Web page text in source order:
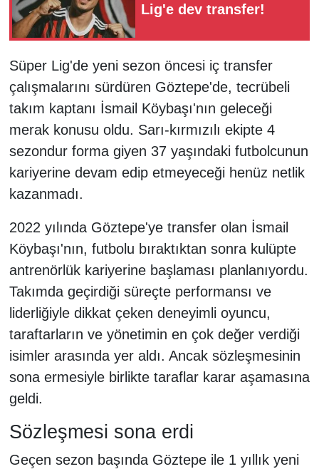
Lig'e dev transfer!
Süper Lig'de yeni sezon öncesi iç transfer
çalışmalarını sürdüren Göztepe'de, tecrübeli
takım kaptanı İsmail Köybaşı'nın geleceği
merak konusu oldu. Sarı-kırmızılı ekipte 4
sezondur forma giyen 37 yaşındaki futbolcunun
kariyerine devam edip etmeyeceği henüz netlik
kazanmadı.
2022 yılında Göztepe'ye transfer olan İsmail
Köybaşı'nın, futbolu bıraktıktan sonra kulüpte
antrenörlük kariyerine başlaması planlanıyordu.
Takımda geçirdiği süreçte performansı ve
liderliğiyle dikkat çeken deneyimli oyuncu,
taraftarların ve yönetimin en çok değer verdiği
isimler arasında yer aldı. Ancak sözleşmesinin
sona ermesiyle birlikte taraflar karar aşamasına
geldi.
Sözleşmesi sona erdi
Geçen sezon başında Göztepe ile 1 yıllık yeni